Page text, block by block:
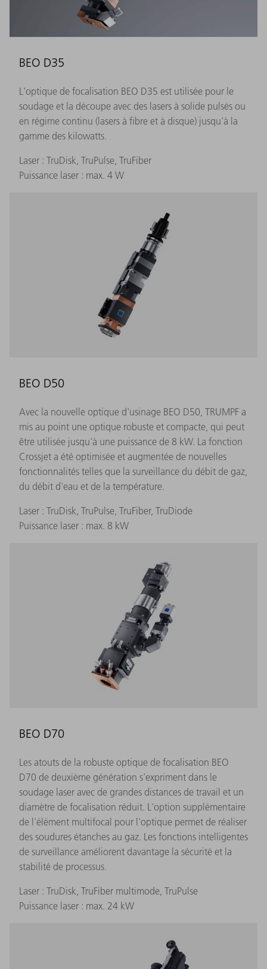
BEO D35
L'optique de focalisation BEO D35 est utilisée pour le
soudage et la découpe avec des lasers à solide pulsés ou
en régime continu (lasers à fibre et à disque) jusqu'à la
gamme des kilowatts.
Laser : TruDisk, TruPulse, TruFiber
Puissance laser : max. 4 W
BEO D50
Avec la nouvelle optique d'usinage BEO D50, TRUMPF a
mis au point une optique robuste et compacte, qui peut
être utilisée jusqu'à une puissance de 8 kW. La fonction
Crossjet a été optimisée et augmentée de nouvelles
fonctionnalités telles que la surveillance du débit de gaz,
du débit d'eau et de la température.
Laser : TruDisk, TruPulse, TruFiber, TruDiode
Puissance laser : max. 8 kW
BEO D70
Les atouts de la robuste optique de focalisation BEO
D70 de deuxième génération s'expriment dans le
soudage laser avec de grandes distances de travail et un
diamètre de focalisation réduit. L'option supplémentaire
de l'élément multifocal pour l'optique permet de réaliser
des soudures étanches au gaz. Les fonctions intelligentes
de surveillance améliorent davantage la sécurité et la
stabilité de processus.
Laser : TruDisk, TruFiber multimode, TruPulse
Puissance laser : max. 24 kW